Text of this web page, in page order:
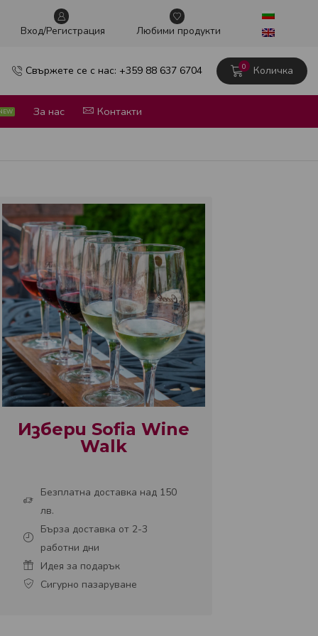
Винен тур в сърцето на София Научи повече
Вxод/Регистрация Любими продукти
Свържете се с нас: +359 88 637 6704 0 Количка
За нас Контакти
Избери Sofia Wine
Walk
Безплатна доставка над 150
лв.
Бърза доставка от 2-3
работни дни
Идея за подарък
Сигурно пазаруване